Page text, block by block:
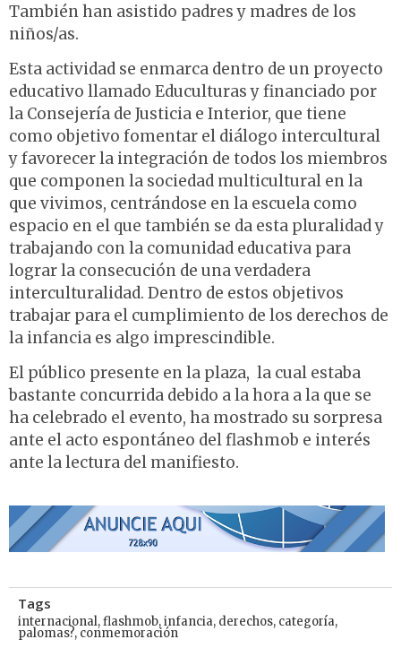
También han asistido padres y madres de los
niños/as.
Esta actividad se enmarca dentro de un proyecto
educativo llamado Educulturas y financiado por
la Consejería de Justicia e Interior, que tiene
como objetivo fomentar el diálogo intercultural
y favorecer la integración de todos los miembros
que componen la sociedad multicultural en la
que vivimos, centrándose en la escuela como
espacio en el que también se da esta pluralidad y
trabajando con la comunidad educativa para
lograr la consecución de una verdadera
interculturalidad. Dentro de estos objetivos
trabajar para el cumplimiento de los derechos de
la infancia es algo imprescindible.
El público presente en la plaza, la cual estaba
bastante concurrida debido a la hora a la que se
ha celebrado el evento, ha mostrado su sorpresa
ante el acto espontáneo del flashmob e interés
ante la lectura del manifiesto.
Tags
internacional,flashmob,infancia, derechos, categoría,
palomas?, conmemoración